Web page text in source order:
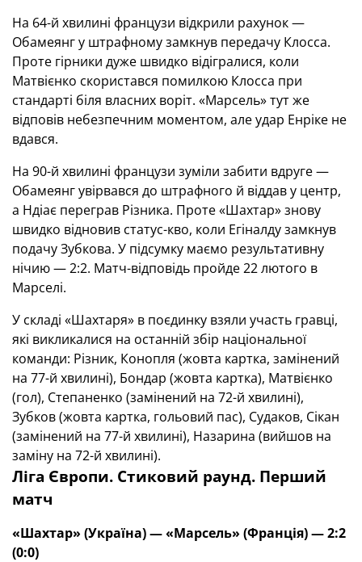
На 64-й хвилині французи відкрили рахунок —
Обамеянг у штрафному замкнув передачу Клосса.
Проте гірники дуже швидко відігралися, коли
Матвієнко скористався помилкою Клосса при
стандарті біля власних воріт. «Марсель» тут же
відповів небезпечним моментом, але удар Енріке не
вдався.
На 90-й хвилині французи зуміли забити вдруге —
Обамеянг увірвався до штрафного й віддав у центр,
а Ндіає переграв Різника. Проте «Шахтар» знову
швидко відновив статус-кво, коли Егіналду замкнув
подачу Зубкова. У підсумку маємо результативну
нічию — 2:2. Матч-відповідь пройде 22 лютого в
Марселі.
У складі «Шахтаря» в поєдинку взяли участь гравці,
які викликалися на останній збір національної
команди: Різник, Конопля (жовта картка, замінений
на 77-й хвилині), Бондар (жовта картка), Матвієнко
(гол), Степаненко (замінений на 72-й хвилині),
Зубков (жовта картка, гольовий пас), Судаков, Сікан
(замінений на 77-й хвилині), Назарина (вийшов на
заміну на 72-й хвилині).
Ліга Європи. Стиковий раунд. Перший
матч
«Шахтар» (Україна) — «Марсель» (Франція) — 2:2
(0:0)